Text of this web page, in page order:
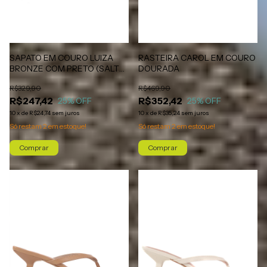
SAPATO EM COURO LUIZA
BRONZE COM PRETO (SALTO
ALTO)
R$247,42
R$329,90
25% OFF
10x de R$24,74sem juros
Só restam2em estoque!
Comprar
RASTEIRA CAROL EM COURO
DOURADA
R$352,42
R$469,90
25% OFF
10 x de R$35,24sem juros
Só restam 2em estoque!
Comprar